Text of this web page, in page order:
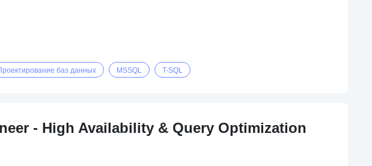
баз данных MSSQL T-SQL
- High Availability & Query Optimization